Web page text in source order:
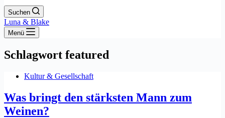
Suchen
Luna & Blake
Menü
Schlagwort featured
Kultur & Gesellschaft
Was bringt den stärksten Mann zum
Weinen?